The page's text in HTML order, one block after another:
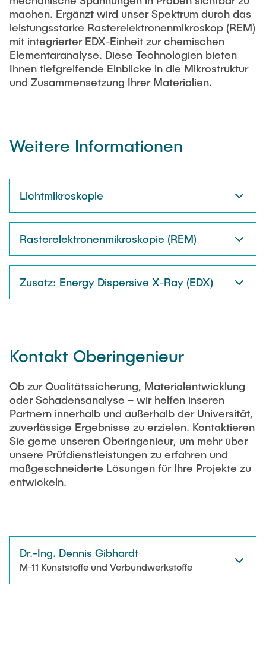
Annette Hinrichsen
Miriam Ishaque
Julius Jacobs
Julian Karsten
Fabian Riebesehl
Phil Röttger
Farida Touni
Partner
Jobs
Weiteres
Aktivitäten
Auslandsstudium
Leistungsbescheinigung, BAföG
Master Materialwissenschaft
Thermische Analyse
Rheologische Analyse
KONTAKT
machen. Ergänzt wird unser Spektrum durch das
leistungsstarke Rasterelektronenmikroskop (REM)
mit integrierter EDX-Einheit zur chemischen
Elementaranalyse. Diese Technologien bieten
Ihnen tiefgreifende Einblicke in die Mikrostruktur
und Zusammensetzung Ihrer Materialien.
Weitere Informationen
Lichtmikroskopie
Rasterelektronenmikroskopie (REM)
Zusatz: Energy Dispersive X-Ray (EDX)
Kontakt Oberingenieur
Ob zur Qualitätssicherung, Materialentwicklung
oder Schadensanalyse – wir helfen inseren
Partnern innerhalb und außerhalb der Universität,
zuverlässige Ergebnisse zu erzielen. Kontaktieren
Sie gerne unseren Oberingenieur, um mehr über
unsere Prüfdienstleistungen zu erfahren und
maßgeschneiderte Lösungen für Ihre Projekte zu
entwickeln.
Dr.-Ing. Dennis Gibhardt
M-11 Kunststoffe und Verbundwerkstoffe